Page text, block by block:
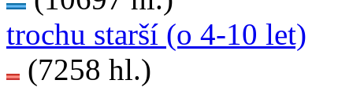
trochu starší (o 4-10 let)
(7258 hl.)